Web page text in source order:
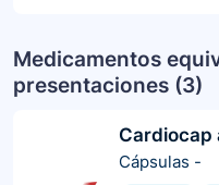
Medicamentos
presentaciones (3)
Cardiocap
Cápsulas -